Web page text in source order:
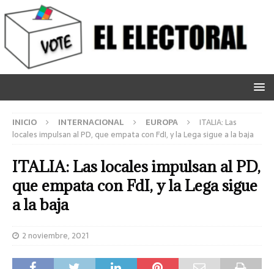
INICIO INTERNACIONAL EUROPA
ITALIA: Las
locales impulsan al PD, que empata con FdI, y la Lega sigue a la baja
ITALIA: Las locales impulsan al PD,
que empata con FdI, y la Lega sigue
a la baja
2 noviembre, 2021